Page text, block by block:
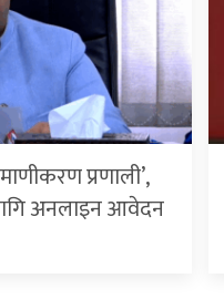
प्रणाली’,
अनलाइन आवेदन